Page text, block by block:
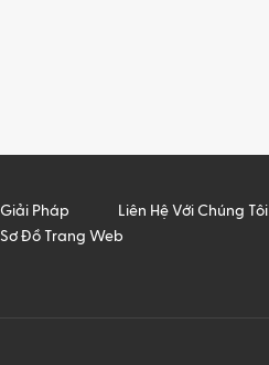
Giải Pháp Liên Hệ Với Chúng Tôi
Sơ Đồ Trang Web